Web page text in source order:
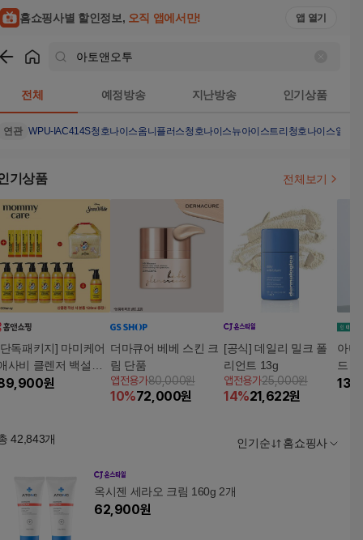
홈쇼핑사별 할인정보, 오직 앱에서만! 앱 열기
전체 예정방송 지난방송 인기상품
연관 WPU-IAC414S청호나이스옴니플러스청호나이스뉴아이스트리 청호나이스얼음
기상품 전체보기
독패키지] 마미케어
사비 클렌저 백설공
패키지(200ml x 6+2
원
더마큐어 베베 스킨 크
림 단품
앱전용가80,000원
10%72,000원
[공식] 데일리 밀크 폴
리언트 13g
앱전용가25,000원
14%21,622원
아미
드
x 2개
42,843개 인기순 홈쇼핑사
옥시젠 세라오 크림 160g 2개
62,900원